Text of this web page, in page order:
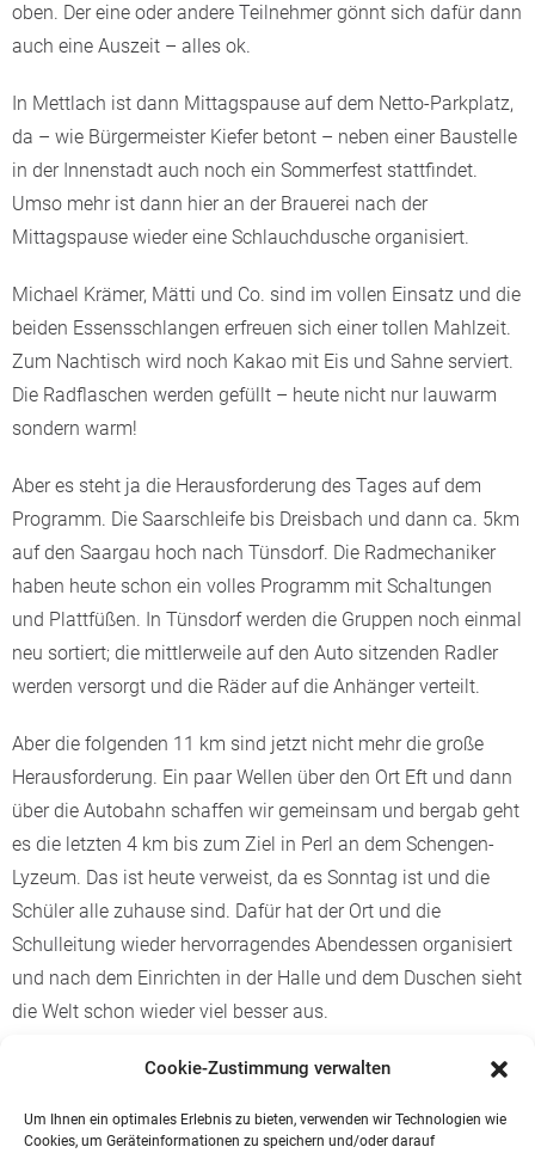
Cookie-Zustimmung verwalten
Um Ihnen ein optimales Erlebnis zu bieten, verwenden wir Technologien wie
Cookies, um Geräteinformationen zu speichern und/oder darauf
oben. Der eine oder andere Teilnehmer gönnt sich dafür dann
auch eine Auszeit – alles ok.
In Mettlach ist dann Mittagspause auf dem Netto-Parkplatz,
da – wie Bürgermeister Kiefer betont – neben einer Baustelle
in der Innenstadt auch noch ein Sommerfest stattfindet.
Umso mehr ist dann hier an der Brauerei nach der
Mittagspause wieder eine Schlauchdusche organisiert.
Michael Krämer, Mätti und Co. sind im vollen Einsatz und die
beiden Essensschlangen erfreuen sich einer tollen Mahlzeit.
Zum Nachtisch wird noch Kakao mit Eis und Sahne serviert.
Die Radflaschen werden gefüllt – heute nicht nur lauwarm
sondern warm!
Aber es steht ja die Herausforderung des Tages auf dem
Programm. Die Saarschleife bis Dreisbach und dann ca. 5km
auf den Saargau hoch nach Tünsdorf. Die Radmechaniker
haben heute schon ein volles Programm mit Schaltungen
und Plattfüßen. In Tünsdorf werden die Gruppen noch einmal
neu sortiert; die mittlerweile auf den Auto sitzenden Radler
werden versorgt und die Räder auf die Anhänger verteilt.
Aber die folgenden 11 km sind jetzt nicht mehr die große
Herausforderung. Ein paar Wellen über den Ort Eft und dann
über die Autobahn schaffen wir gemeinsam und bergab geht
es die letzten 4 km bis zum Ziel in Perl an dem Schengen-
Lyzeum. Das ist heute verweist, da es Sonntag ist und die
Schüler alle zuhause sind. Dafür hat der Ort und die
Schulleitung wieder hervorragendes Abendessen organisiert
und nach dem Einrichten in der Halle und dem Duschen sieht
die Welt schon wieder viel besser aus.
Eine anschließende Betreuerbesprechung als Nachlese des
den offiziellen Abschluss an diesem Tag.